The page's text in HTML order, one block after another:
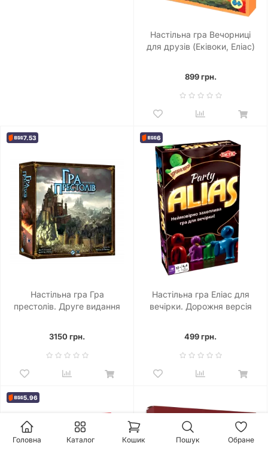
Настільна гра Вечорниці
для друзів (Еківоки, Еліас)
899 грн.
7.53
Настільна гра Гра
престолів. Друге видання
3150 грн.
6
Настільна гра Еліас для
вечірки. Дорожня версія
499 грн.
5.96
Головна Каталог Кошик Пошук Обране